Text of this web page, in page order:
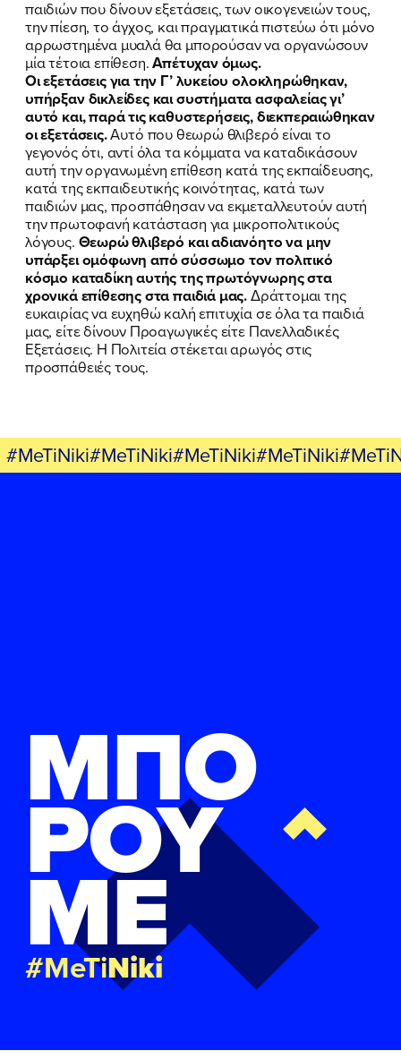
παιδιών που δίνουν εξετάσεις, των οικογενειών τους,
την πίεση, το άγχος, και πραγματικά πιστεύω ότι μόνο
αρρωστημένα μυαλά θα μπορούσαν να οργανώσουν
μία τέτοια επίθεση.Απέτυχαν όμως.
Οι εξετάσεις για την Γ’ λυκείου ολοκληρώθηκαν,
υπήρξαν δικλείδες και συστήματα ασφαλείας γι’
αυτό και, παρά τις καθυστερήσεις, διεκπεραιώθηκαν
οι εξετάσεις.Αυτό που θεωρώ θλιβερό είναι το
γεγονός ότι, αντί όλα τα κόμματα να καταδικάσουν
αυτή την οργανωμένη επίθεση κατά της εκπαίδευσης,
κατά της εκπαιδευτικής κοινότητας, κατά των
παιδιών μας, προσπάθησαν να εκμεταλλευτούν αυτή
την πρωτοφανή κατάσταση για μικροπολιτικούς
λόγους. Θεωρώ θλιβερό και αδιανόητο να μην
υπάρξει ομόφωνη από σύσσωμο τον πολιτικό
κόσμο καταδίκη αυτής της πρωτόγνωρης στα
χρονικά επίθεσης στα παιδιά μας.Δράττομαι της
ευκαιρίας να ευχηθώ καλή επιτυχία σε όλα τα παιδιά
μας, είτε δίνουν Προαγωγικές είτε Πανελλαδικές
Εξετάσεις. Η Πολιτεία στέκεται αρωγός στις
προσπάθειές τους.
ΜΠΟ
ΡΟΥ
ΜΕ
#MeTiNiki